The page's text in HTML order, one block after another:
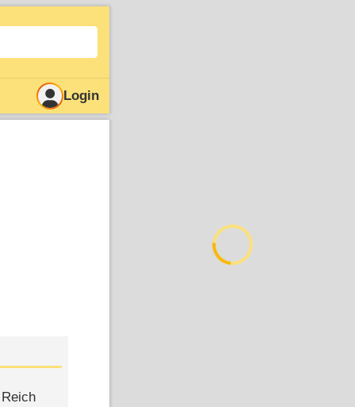
Login